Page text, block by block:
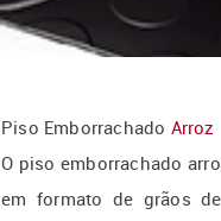
Piso Emborrachado Arroz
O piso emborrachado
em formato de grãos